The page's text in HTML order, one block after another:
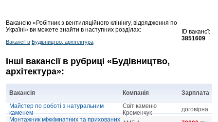
Вакансію «Робітник з вентиляційного клінінгу, відрядження по
Україні» ви можете знайти в наступних розділах:
Вакансії в Будівництво, архітектура
ID вакансї:
3851609
Інші вакансії в рубриці «Будівництво,
архітектура»:
Вакансія Компанія
Зарплата
Майстер по роботі з натуральним
каменем
Світ каменю
Кременчук
договірна
Монтажник міжкімнатних та прихованих